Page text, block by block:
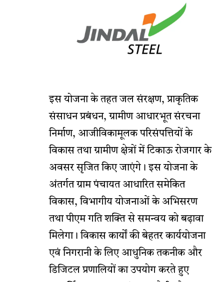
इस योजना के तहत जल संरक्षण, प्राकृतिक
संसाधन प्रबंधन, ग्रामीण आधारभूत संरचना
निर्माण, आजीविकामूलक परिसंपत्तियों के
विकास तथा ग्रामीण क्षेत्रों में टिकाऊ रोजगार के
अवसर सृजित किए जाएंगे। इस योजना के
अंतर्गत ग्राम पंचायत आधारित समेकित
विकास, विभागीय योजनाओं के अभिसरण
तथा पीएम गति शक्ति से समन्वय को बढ़ावा
मिलेगा। विकास कार्यों की बेहतर कार्ययोजना
एवं निगरानी के लिए आधुनिक तकनीक और
डिजिटल प्रणालियों का उपयोग करते हुए